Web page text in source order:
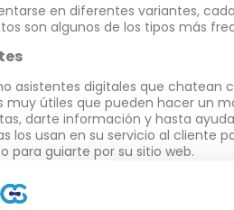
en diferentes variantes,
son algunos de los tipos más
asistentes digitales que chatean
muy útiles que pueden hacer un
darte información y hasta
los usan en su servicio al cliente
para guiarte por su sitio web.